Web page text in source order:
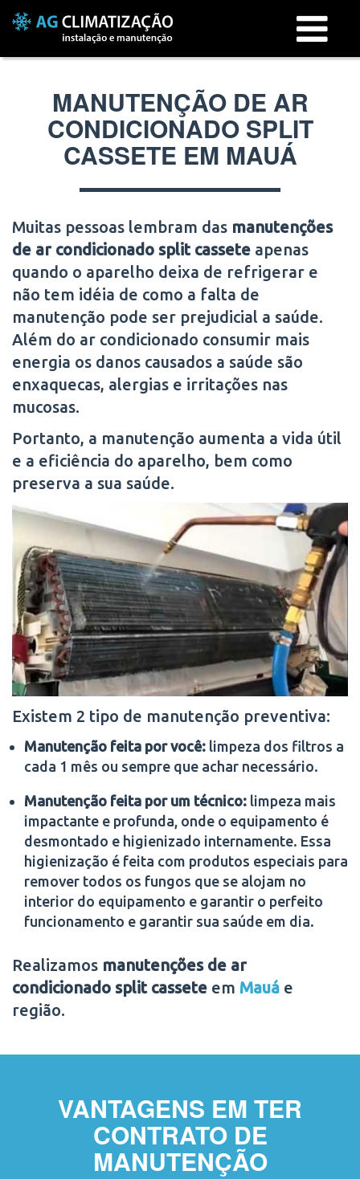
Menu
MANUTENÇÃO DE AR
CONDICIONADO SPLIT
CASSETE EM MAUÁ
Muitas pessoas lembram das manutenções
de ar condicionado split cassete apenas
quando o aparelho deixa de refrigerar e
não tem idéia de como a falta de
manutenção pode ser prejudicial a saúde.
Além do ar condicionado consumir mais
energia os danos causados a saúde são
enxaquecas, alergias e irritações nas
mucosas.
Portanto, a manutenção aumenta a vida útil
e a eficiência do aparelho, bem como
preserva a sua saúde.
Existem 2 tipo de manutenção preventiva:
Manutenção feita por você: limpeza dos filtros a
cada 1 mês ou sempre que achar necessário.
Manutenção feita por um técnico: limpeza mais
impactante e profunda, onde o equipamento é
desmontado e higienizado internamente. Essa
higienização é feita com produtos especiais para
remover todos os fungos que se alojam no
interior do equipamento e garantir o perfeito
funcionamento e garantir sua saúde em dia.
Realizamos manutenções de ar
condicionado split cassete em Mauá e
região.
VANTAGENS EM TER
CONTRATO DE
MANUTENÇÃO